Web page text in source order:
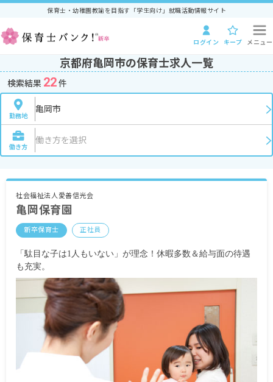
保育士・幼稚園教諭を目指す「学生向け」就職活動情報サイト
ログイン キープ メニュー
京都府亀岡市の保育士求人一覧
検索結果 22件
勤務地
亀岡市
働き方
働き方を選択
社会福祉法人愛善信光会
亀岡保育園
新卒保育士 正社員
「駄目な子は1人もいない」が理念！休暇多数＆給与面の待遇
も充実。